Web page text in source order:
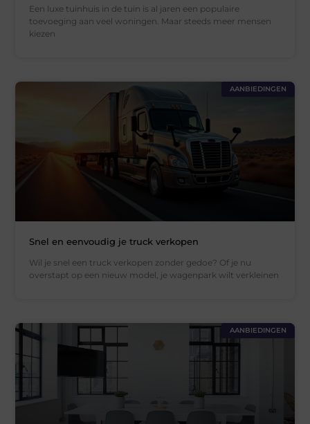
Een luxe tuinhuis in de tuin is al jaren een populaire
toevoeging aan veel woningen. Maar steeds meer mensen
kiezen
AANBIEDINGEN
Snel en eenvoudig je truck verkopen
Wil je snel een truck verkopen zonder gedoe? Of je nu
overstapt op een nieuw model, je wagenpark wilt verkleinen
AANBIEDINGEN